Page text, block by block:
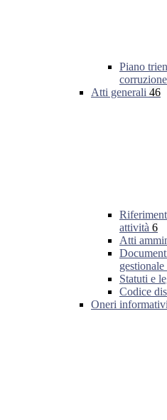
Piano
Atti generali 46
attività 6
Atti
gestionale
Statuti e
Codice
Oneri